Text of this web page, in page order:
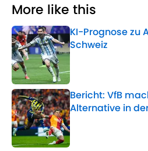
More like this
KI-Prognose zu
Schweiz
Published by on
Bericht: VfB
Alternative in
Published by on